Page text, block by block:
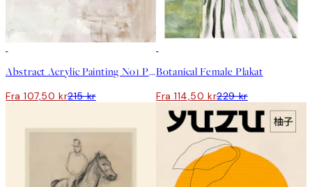
Abstract Acrylic Painting No1 Plakat
Fra 107,50 kr215 kr
Botanical Female Plakat
Fra 114,50 kr229 kr